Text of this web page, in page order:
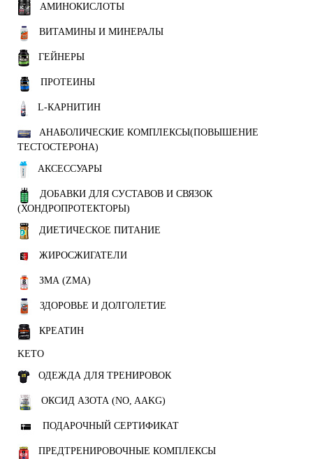
АМИНОКИСЛОТЫ
ВИТАМИНЫ И МИНЕРАЛЫ
ГЕЙНЕРЫ
ПРОТЕИНЫ
L-КАРНИТИН
АНАБОЛИЧЕСКИЕ КОМПЛЕКСЫ(ПОВЫШЕНИЕ
ТЕСТОСТЕРОНА)
АКСЕССУАРЫ
ДОБАВКИ ДЛЯ СУСТАВОВ И СВЯЗОК
(ХОНДРОПРОТЕКТОРЫ)
ДИЕТИЧЕСКОЕ ПИТАНИЕ
ЖИРОСЖИГАТЕЛИ
ЗМА (ZMA)
ЗДОРОВЬЕ И ДОЛГОЛЕТИЕ
КРЕАТИН
KETO
ОДЕЖДА ДЛЯ ТРЕНИРОВОК
ОКСИД АЗОТА (NO, AAKG)
ПОДАРОЧНЫЙ СЕРТИФИКАТ
ПРЕДТРЕНИРОВОЧНЫЕ КОМПЛЕКСЫ